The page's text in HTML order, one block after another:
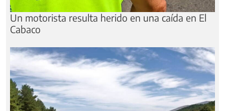
Un motorista resulta herido en una caída en El
Cabaco